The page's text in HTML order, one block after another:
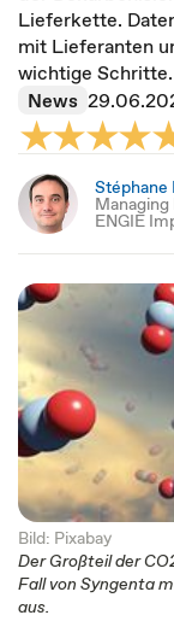
Lieferkette.
mit Lieferanten
wichtige Schritte.
News
Stéphane
ENGIE
Bild: Pixabay
Der Großteil der
Fall von Syngenta
aus.